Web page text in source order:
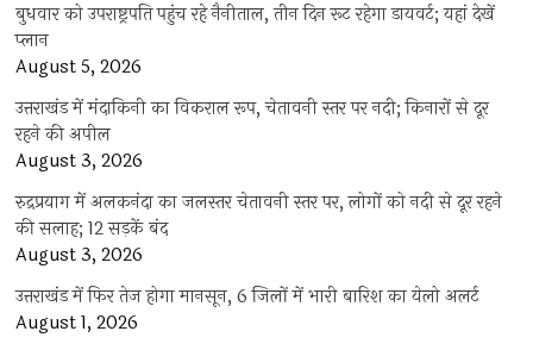
बुधवार को उपराष्ट्रपति पहुंच रहे नैनीताल, तीन दिन रूट रहेगा डायवर्ट; यहां देखें
प्‍लान
August 5, 2026
उत्तराखंड में मंदाकिनी का विकराल रूप, चेतावनी स्तर पर नदी; किनारों से दूर
रहने की अपील
August 3, 2026
रुद्रप्रयाग में अलकनंदा का जलस्तर चेतावनी स्तर पर, लोगों को नदी से दूर रहने
की सलाह; 12 सड़कें बंद
August 3, 2026
उत्तराखंड में फिर तेज होगा मानसून, 6 जिलों में भारी बारिश का येलो अलर्ट
August 1, 2026